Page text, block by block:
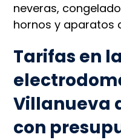
neveras,
hornos y aparatos
Tarifas en
Villanueva
con